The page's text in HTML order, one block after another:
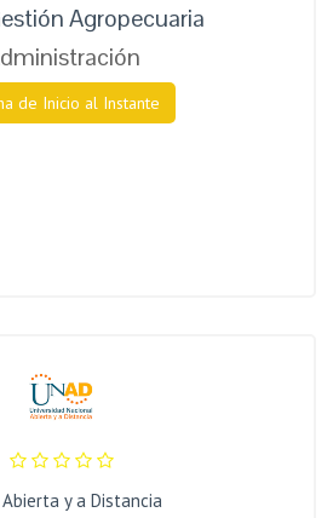
Agropecuaria
de Inicio al Instante
y a Distancia